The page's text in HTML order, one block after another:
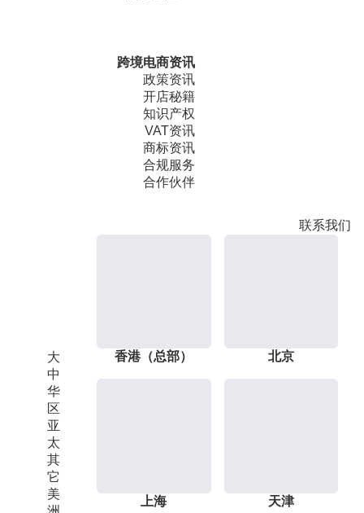
跨境电商资讯
政策资讯
开店秘籍
知识产权
VAT资讯
商标资讯
合规服务
合作伙伴
联系我们
大
中
华
区
亚
太
其
它
美
香港（总部） 北京
上海 天津